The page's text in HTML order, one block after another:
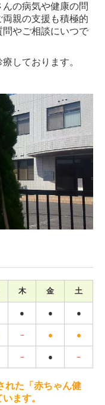
の病気や健康の問
親の支援も積極的
やご相談にいつで
しております。
木 金 土
● ● ●
－ ● ●
－ ● －
れた「赤ちゃん健
ます。